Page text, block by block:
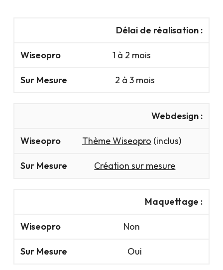
Wiseopro
Sur
Délai de réalisation :
1 à 2 mois
2 à 3 mois
Webdesign :
Thème Wiseopro (inclus)
Création sur mesure
Maquettage :
Non
Oui